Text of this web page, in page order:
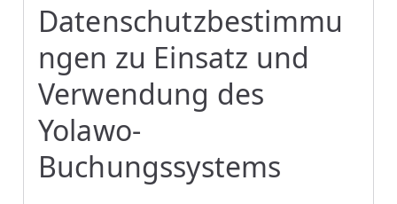
Datenschutzbestimmu
ngen zu Einsatz und
Verwendung des
Yolawo-
Buchungssystems